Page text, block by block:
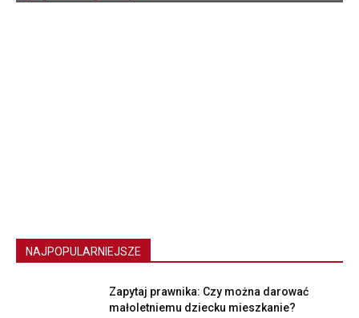
NAJPOPULARNIEJSZE
Zapytaj prawnika: Czy można darować
małoletniemu dziecku mieszkanie?